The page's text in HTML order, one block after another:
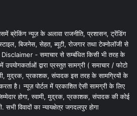
ब्रेकिंग न्यूज़ के अलावा राजनीति, प्रशासन, ट्रेंडिंग
बिजनेस, सेहत, ब्यूटी, रोजगार तथा टेक्नोलॉजी से
Disclaimer - समाचार से सम्बंधित किसी भी तरह के
द्वारा प्रस्तुत सामग्री ( समाचार / फोटो
मुद्रक, प्रकाशक, संपादक इस तरह के सामग्रियों के
है। न्यूज़ पोर्टल में प्रकाशित ऐसी सामग्री के लिए
होगा, स्वामी, मुद्रक, प्रकाशक, संपादक की कोई
सभी विवादों का न्यायक्षेत्र जगदलपुर होगा